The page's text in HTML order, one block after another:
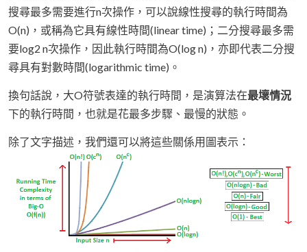
搜尋最多需要進行n次操作，可以說線性搜尋的執行時間為
O(n)，或稱為它具有線性時間(linear time)；二分搜尋最多需
要log2 n次操作，因此執行時間為O(log n)，亦即代表二分搜
尋具有對數時間(logarithmic time)。
換句話說，大O符號表達的執行時間，是演算法在最壞情況
下的執行時間，也就是花最多步驟、最慢的狀態。
除了文字描述，我們還可以將這些關係用圖表示：